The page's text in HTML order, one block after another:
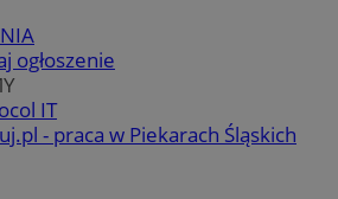
ogłoszenie
IT
- praca w Piekarach Śląskich